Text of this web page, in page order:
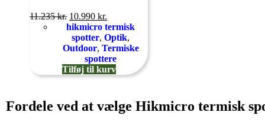
11.235kr. 10.990 kr.
hikmicro termisk
spotter, Optik,
Outdoor, Termiske
spottere
Tilføj til kurv
Fordele ved at vælge Hikmicro termisk